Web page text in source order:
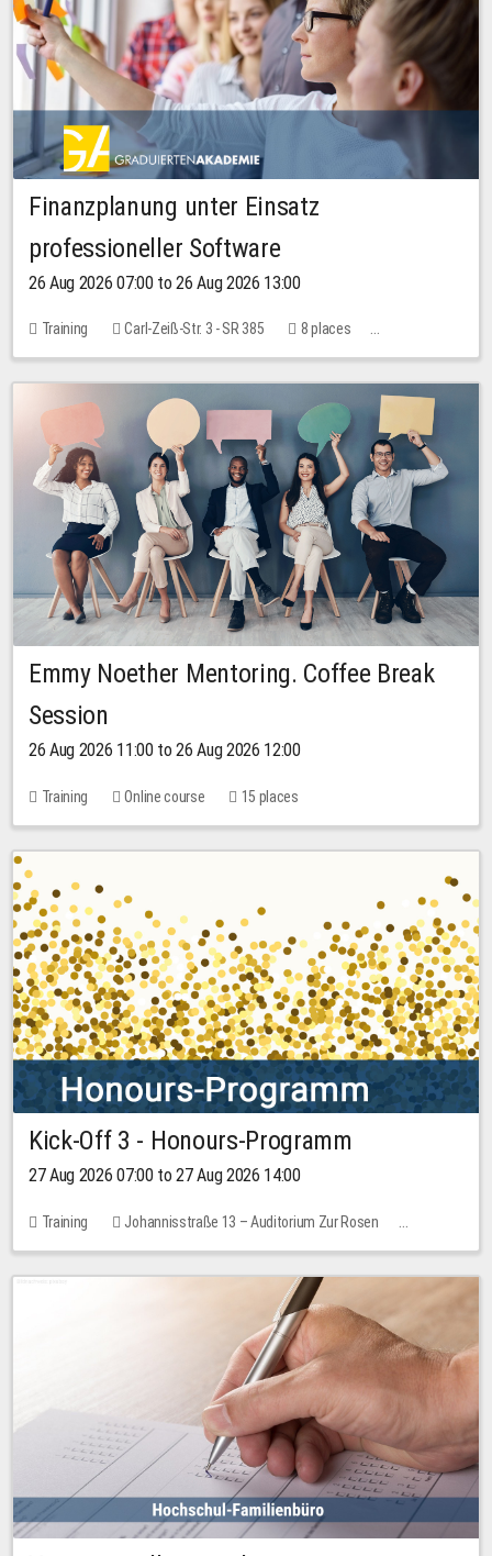
Finanzplanung unter Einsatz
professioneller Software
26 Aug 2026 07:00 to 26 Aug 2026 13:00
Training Carl-Zeiß-Str. 3 - SR 385
8 places
20.00 EUR
Emmy Noether Mentoring. Coffee Break
Session
26 Aug 2026 11:00 to 26 Aug 2026 12:00
Training Online course 15 places
Kick-Off 3 - Honours-Programm
27 Aug 2026 07:00 to 27 Aug 2026 14:00
Training
Johannisstraße 13 – Auditorium Zur Rosen
11 places